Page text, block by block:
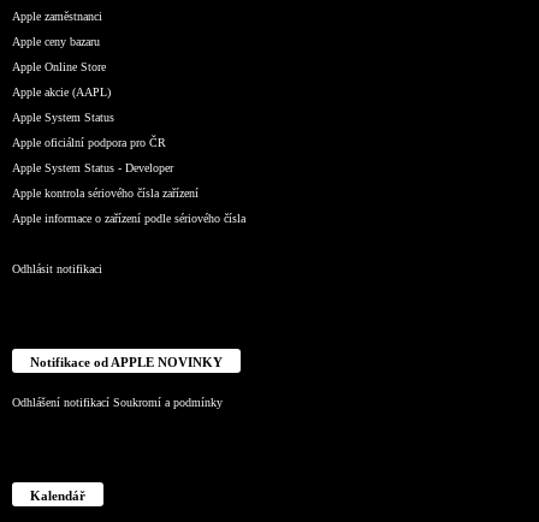
Apple zaměstnanci
Apple ceny bazaru
Apple Online Store
Apple akcie (AAPL)
Apple System Status
Apple oficiální podpora pro ČR
Apple System Status - Developer
Apple kontrola sériového čísla zařízení
Apple informace o zařízení podle sériového čísla
Odhlásit notifikaci
Notifikace od APPLE NOVINKY
Odhlášení notifikací Soukromí a podmínky
Kalendář